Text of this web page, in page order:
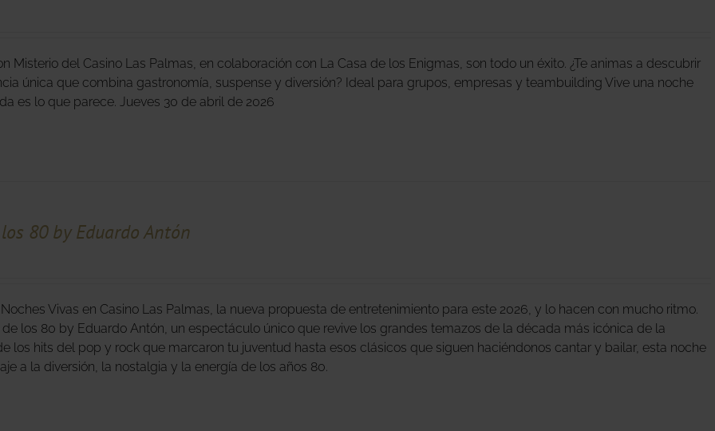
Misterio del Casino Las Palmas, en colaboración con La Casa de los Enigmas, son todo un éxito. ¿Te animas a descubrir
única que combina gastronomía, suspense y diversión? Ideal para grupos, empresas y teambuilding Vive una noche
es lo que parece. Jueves 30 de abril de 2026
80 by Eduardo Antón
Vivas en Casino Las Palmas, la nueva propuesta de entretenimiento para este 2026, y lo hacen con mucho ritmo.
los 80 by Eduardo Antón, un espectáculo único que revive los grandes temazos de la década más icónica de la
los hits del pop y rock que marcaron tu juventud hasta esos clásicos que siguen haciéndonos cantar y bailar, esta noche
a la diversión, la nostalgia y la energía de los años 80.